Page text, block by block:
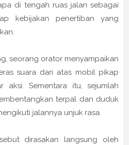
di tengah ruas jalan sebagai
kebijakan penertiban yang
seorang orator menyampaikan
suara dari atas mobil pikap
aksi. Sementara itu, sejumlah
terpal dan duduk
jalannya unjuk rasa.
dirasakan langsung oleh